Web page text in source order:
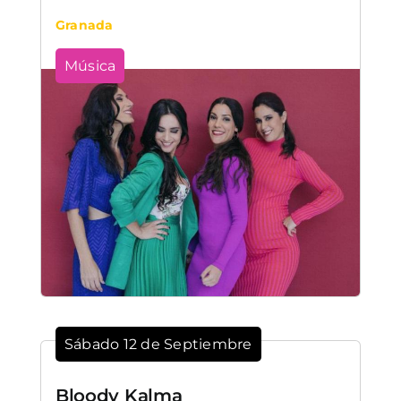
Granada
Música
Sábado 12 de Septiembre
Bloody Kalma